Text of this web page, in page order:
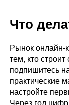
Что
Рынок онлайн-
тем, кто
подпишитесь на
практические
настройте
Через год